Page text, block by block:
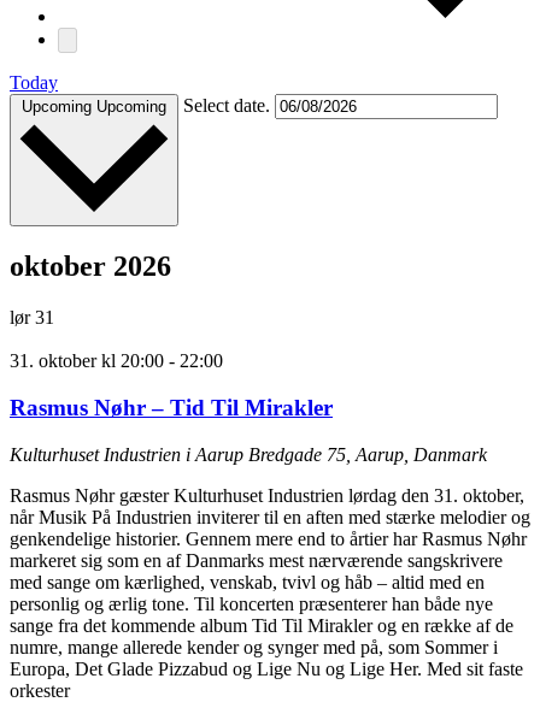
Today
Upcoming Upcoming Select date.
oktober 2026
lør31
31. oktober kl 20:00 - 22:00
Rasmus Nøhr – Tid Til Mirakler
Kulturhuset Industrien i Aarup Bredgade 75, Aarup, Danmark
Rasmus Nøhr gæster Kulturhuset Industrien lørdag den 31. oktober,
når Musik På Industrien inviterer til en aften med stærke melodier og
genkendelige historier. Gennem mere end to årtier har Rasmus Nøhr
markeret sig som en af Danmarks mest nærværende sangskrivere
med sange om kærlighed, venskab, tvivl og håb – altid med en
personlig og ærlig tone. Til koncerten præsenterer han både nye
sange fra det kommende album Tid Til Mirakler og en række af de
numre, mange allerede kender og synger med på, som Sommer i
Europa, Det Glade Pizzabud og Lige Nu og Lige Her. Med sit faste
orkester